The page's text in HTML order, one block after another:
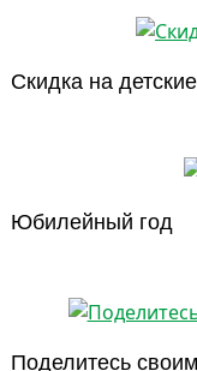
Скидка на
Юбилейный год
Поделитесь